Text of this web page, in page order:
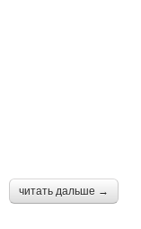
читать дальше →